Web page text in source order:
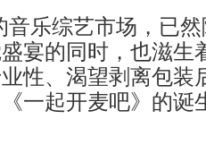
音乐综艺市场，已
宴的同时，也滋生
性、渴望剥离包装
一起开麦吧》的诞